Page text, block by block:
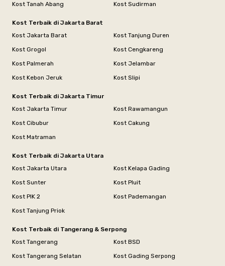
Kost Tanah Abang
Kost Sudirman
Kost Terbaik di Jakarta Barat
Kost Jakarta Barat
Kost Tanjung Duren
Kost Grogol
Kost Cengkareng
Kost Palmerah
Kost Jelambar
Kost Kebon Jeruk
Kost Slipi
Kost Terbaik di Jakarta Timur
Kost Jakarta Timur
Kost Rawamangun
Kost Cibubur
Kost Cakung
Kost Matraman
Kost Terbaik di Jakarta Utara
Kost Jakarta Utara
Kost Kelapa Gading
Kost Sunter
Kost Pluit
Kost PIK 2
Kost Pademangan
Kost Tanjung Priok
Kost Terbaik di Tangerang & Serpong
Kost Tangerang
Kost BSD
Kost Tangerang Selatan
Kost Gading Serpong